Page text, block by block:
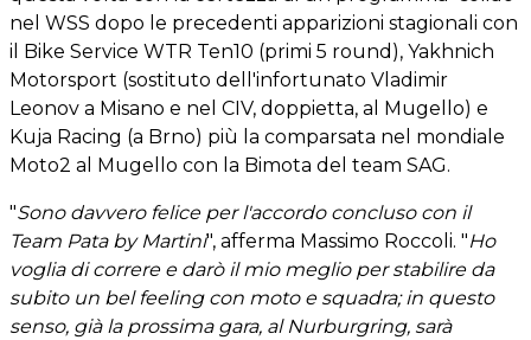
nel WSS dopo le precedenti apparizioni stagionali con
il Bike Service WTR Ten10 (primi 5 round), Yakhnich
Motorsport (sostituto dell'infortunato Vladimir
Leonov a Misano e nel CIV, doppietta, al Mugello) e
Kuja Racing (a Brno) più la comparsata nel mondiale
Moto2 al Mugello con la Bimota del team SAG.
"Sono davvero felice per l'accordo concluso con il
Team Pata by Martini", afferma Massimo Roccoli. "Ho
voglia di correre e darò il mio meglio per stabilire da
subito un bel feeling con moto e squadra; in questo
senso, già la prossima gara, al Nurburgring, sarà